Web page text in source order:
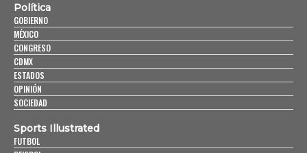
Política
GOBIERNO
MÉXICO
CONGRESO
CDMX
ESTADOS
OPINIÓN
SOCIEDAD
Sports Illustrated
FUTBOL